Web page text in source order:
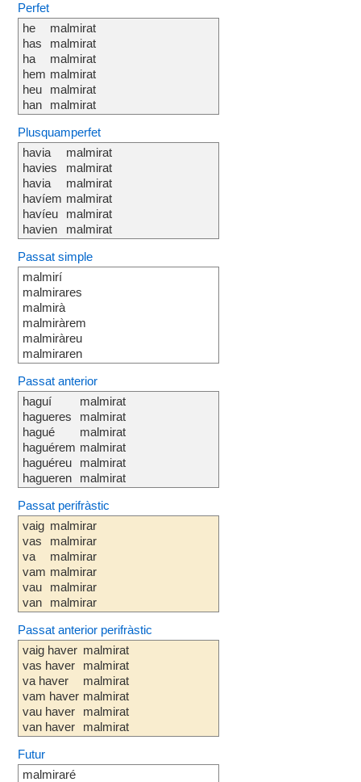
Perfet
he
has
ha
hem
heu
han
malmirat
malmirat
malmirat
malmirat
malmirat
malmirat
Plusquamperfet
havia
havies
havia
havíem
havíeu
havien
malmirat
malmirat
malmirat
malmirat
malmirat
malmirat
Passat simple
malmirí
malmirares
malmirà
malmiràrem
malmiràreu
malmiraren
Passat anterior
haguí
hagueres
hagué
haguérem
haguéreu
hagueren
malmirat
malmirat
malmirat
malmirat
malmirat
malmirat
Passat perifràstic
vaig
vas
va
vam
vau
van
malmirar
malmirar
malmirar
malmirar
malmirar
malmirar
Passat anterior perifràstic
vaig haver
vas haver
va haver
vam haver
vau haver
van haver
malmirat
malmirat
malmirat
malmirat
malmirat
malmirat
Futur
malmiraré